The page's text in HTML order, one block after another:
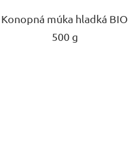
Konopná múka hladká BIO
500 g